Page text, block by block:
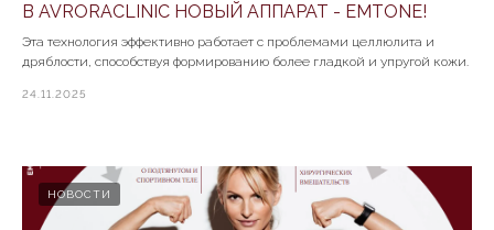
В AVRORACLINIC НОВЫЙ АППАРАТ - EMTONE!
Эта технология эффективно работает с проблемами целлюлита и
дряблости, способствуя формированию более гладкой и упругой кожи.
24.11.2025
НОВОСТИ